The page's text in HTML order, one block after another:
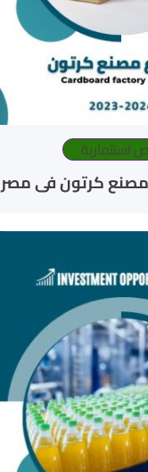
استثمارية
كرتون فى مصر